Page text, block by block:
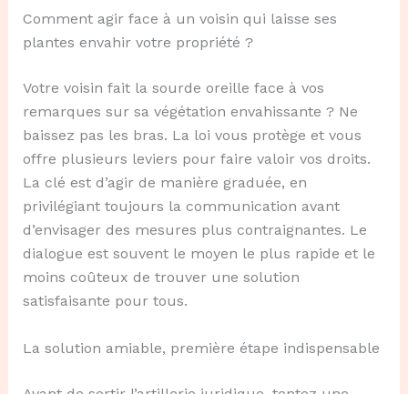
Comment agir face à un voisin qui laisse ses
plantes envahir votre propriété ?
Votre voisin fait la sourde oreille face à vos
remarques sur sa végétation envahissante ? Ne
baissez pas les bras. La loi vous protège et vous
offre plusieurs leviers pour faire valoir vos droits.
La clé est d’agir de manière graduée, en
privilégiant toujours la communication avant
d’envisager des mesures plus contraignantes. Le
dialogue est souvent le moyen le plus rapide et le
moins coûteux de trouver une solution
satisfaisante pour tous.
La solution amiable, première étape indispensable